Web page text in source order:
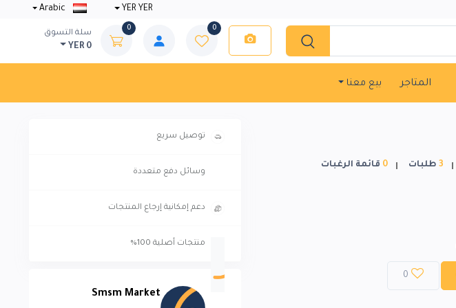
YER YER
0
0
سلة التسوق
YER 0
المتاجر بيع معنا
3طلبات 0 قائمة الرغبات
0
توصيل سريع
وسائل دفع متعددة
دعم إمكانية إرجاع المنتجات
منتجات أصلية 100%
Smsm Market